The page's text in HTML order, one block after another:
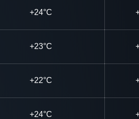
+24°C
+23°C
+22°C
+24°C